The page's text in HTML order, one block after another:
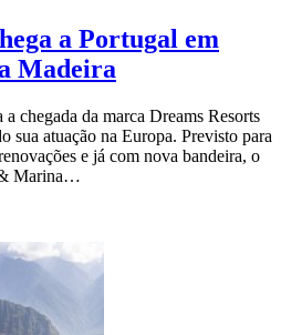
a Portugal em
Madeira
da marca Dreams Resorts
sua atuação na Europa. Previsto para
e já com nova bandeira, o
& Marina…